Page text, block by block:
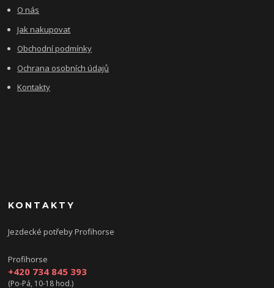
O nás
Jak nakupovat
Obchodní podmínky
Ochrana osobních údajů
Kontakty
KONTAKTY
Jezdecké potřeby Profihorse
Profihorse
+420 734 845 393
(Po-Pá, 10-18 hod.)